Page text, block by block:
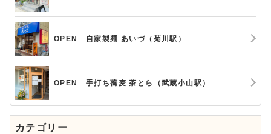
OPEN 自家製麺 あいづ（菊川駅）
OPEN 手打ち蕎麦 茶とら（武蔵小山駅）
カテゴリー